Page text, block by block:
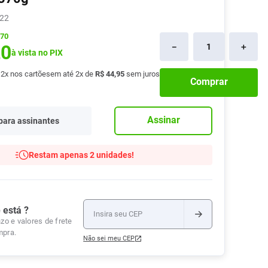
Roupas Íntimas
Ver Tudo
à vista no PIX
2x nos cartõesem até 2x de R$ 44,95 sem juros
＋
－
Comprar
assinantes Assinar
Restam apenas 2 unidades!
está ?
e valores de frete
Não sei meu CEP